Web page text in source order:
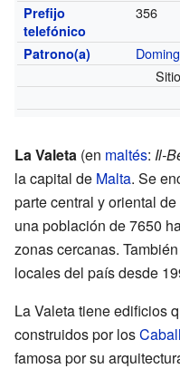
Prefijo
telefónico
356
Patrono(a)
La Valeta (en maltés: Il-
la capital de Malta. Se
parte central y oriental
una población de 7650
zonas cercanas.
locales del país desde
La Valeta tiene edificios
construidos por los
famosa por su